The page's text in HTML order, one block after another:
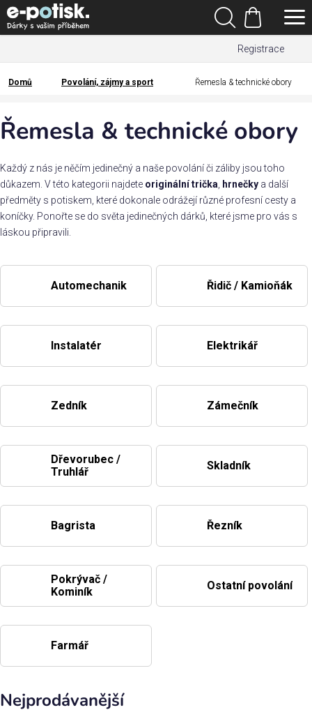
Přejít
na
obsah
Registrace
Hledat
Nákupní
košík
pro
Rodina
/
Láska
sport
Příležitosti
Domácnost
Kolekce
Oblečení
Domů
Domů Povolání, zájmy a sport Řemesla & technické obory
Řemesla & technické obory
Každý z nás je něčím jedinečný a naše povolání či záliby jsou toho
důkazem. V této kategorii najdete originální trička hrnečky a další
předměty s potiskem, které dokonale odrážejí různé profesní cesty a
koníčky. Ponořte se do světa jedinečných dárků, které jsme pro vás s
láskou připravili.
Automechanik Řidič / Kamioňák
Instalatér Elektrikář
Zedník Zámečník
Dřevorubec /
Truhlář
Skladník
Bagrista Řezník
Pokrývač /
Kominík
Ostatní povolání
Farmář
Nejprodávanější